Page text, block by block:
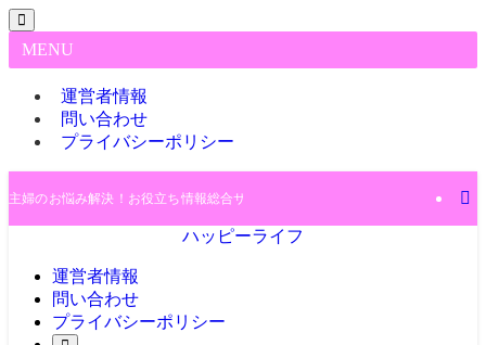
MENU
運営者情報
問い合わせ
プライバシーポリシー
主婦のお悩み解決！お役立ち情報総合サイト♪
ハッピーライフ
運営者情報
問い合わせ
プライバシーポリシー